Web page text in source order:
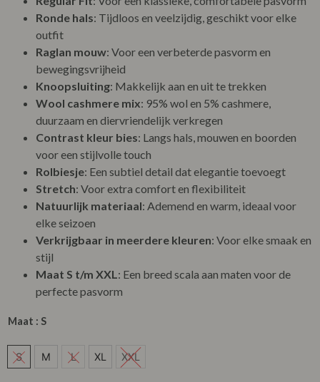
Ronde hals: Tijdloos en veelzijdig, geschikt voor elke
outfit
Raglan mouw: Voor een verbeterde pasvorm en
bewegingsvrijheid
Knoopsluiting: Makkelijk aan en uit te trekken
Wool cashmere mix: 95% wol en 5% cashmere,
duurzaam en diervriendelijk verkregen
Contrast kleur bies: Langs hals, mouwen en boorden
voor een stijlvolle touch
Rolbiesje: Een subtiel detail dat elegantie toevoegt
Stretch: Voor extra comfort en flexibiliteit
Natuurlijk materiaal: Ademend en warm, ideaal voor
elke seizoen
Verkrijgbaar in meerdere kleuren: Voor elke smaak en
stijl
Maat S t/m XXL: Een breed scala aan maten voor de
perfecte pasvorm
Maat : S
S
S M L XL XXL